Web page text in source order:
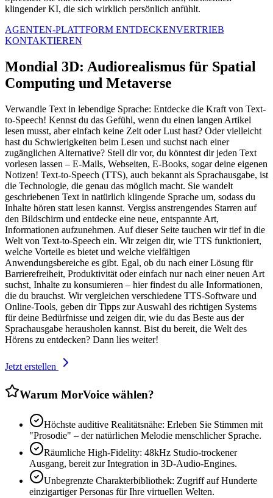
klingender KI, die sich wirklich persönlich anfühlt.
AGENTEN-PLATTFORM ENTDECKENVERTRIEB
KONTAKTIEREN
Mondial 3D: Audiorealismus für Spatial
Computing und Metaverse
Verwandle Text in lebendige Sprache: Entdecke die Kraft von Text-
to-Speech! Kennst du das Gefühl, wenn du einen langen Artikel
lesen musst, aber einfach keine Zeit oder Lust hast? Oder vielleicht
hast du Schwierigkeiten beim Lesen und suchst nach einer
zugänglichen Alternative? Stell dir vor, du könntest dir jeden Text
vorlesen lassen – E-Mails, Webseiten, E-Books, sogar deine eigenen
Notizen! Text-to-Speech (TTS), auch bekannt als Sprachausgabe, ist
die Technologie, die genau das möglich macht. Sie wandelt
geschriebenen Text in natürlich klingende Sprache um, sodass du
Inhalte hören statt lesen kannst. Vergiss anstrengendes Starren auf
den Bildschirm und entdecke eine neue, entspannte Art,
Informationen aufzunehmen. Auf dieser Seite tauchen wir tief in die
Welt von Text-to-Speech ein. Wir zeigen dir, wie TTS funktioniert,
welche Vorteile es bietet und welche vielfältigen
Anwendungsbereiche es gibt. Egal, ob du nach einer Lösung für
Barrierefreiheit, Produktivität oder einfach nur nach einer neuen Art
suchst, Inhalte zu konsumieren – hier findest du alle Informationen,
die du brauchst. Wir vergleichen verschiedene TTS-Software und
Online-Tools, geben dir Tipps zur Auswahl des richtigen Systems
für deine Bedürfnisse und zeigen dir, wie du das Beste aus der
Sprachausgabe herausholen kannst. Bist du bereit, die Welt des
Hörens zu entdecken? Dann lies weiter!
Jetzt erstellen
Warum MorVoice wählen?
Höchste auditive Realitätsnähe: Erleben Sie Stimmen mit
"Prosodie" – der natürlichen Melodie menschlicher Sprache.
Räumliche High-Fidelity: 48kHz Studio-trockener
Ausgang, bereit zur Integration in 3D-Audio-Engines.
Unbegrenzte Charakterbibliothek: Zugriff auf Hunderte
einzigartiger Personas für Ihre virtuellen Welten.